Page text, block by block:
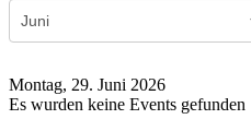
Montag, 29. Juni 2026
Es wurden keine Events gefunden